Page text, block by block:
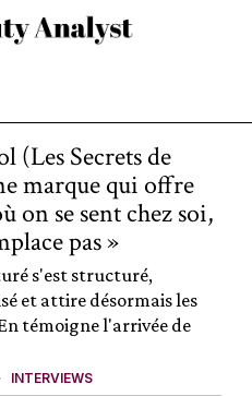
(Les Secrets de
marque qui offre
on se sent chez soi,
pas »
s'est structuré,
et attire désormais les
témoigne l'arrivée de
INTERVIEWS